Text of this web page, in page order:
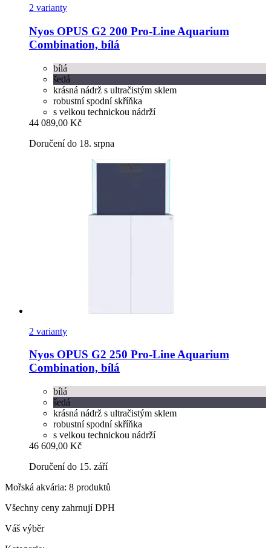
2 varianty
Nyos OPUS G2 200 Pro-​Line Aquarium
Combination, bílá
bílá
šedá
krásná nádrž s ultračistým sklem
robustní spodní skříňka
s velkou technickou nádrží
44 089,00 Kč
Doručení do 18. srpna
2 varianty
Nyos OPUS G2 250 Pro-​Line Aquarium
Combination, bílá
bílá
šedá
krásná nádrž s ultračistým sklem
robustní spodní skříňka
s velkou technickou nádrží
46 609,00 Kč
Doručení do 15. září
Mořská akvária: 8 produktů
Všechny ceny zahrnují DPH
Váš výběr